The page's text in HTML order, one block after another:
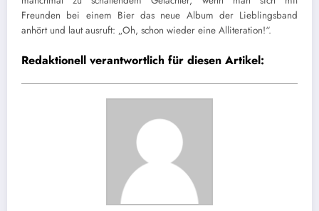
Freunden bei einem Bier das neue Album der Lieblingsband
anhört und laut ausruft: „Oh, schon wieder eine Alliteration!“.
Redaktionell verantwortlich für diesen Artikel: